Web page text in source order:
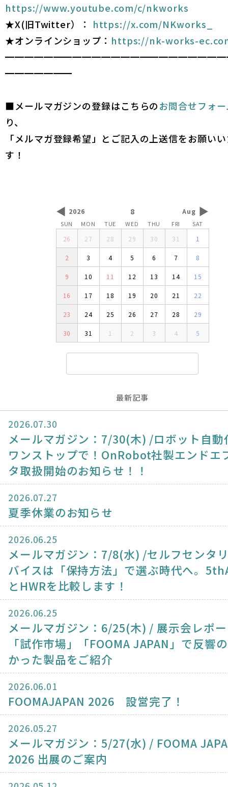
◀ 2026 8 Aug ▶
SUN MON TUE WED THU FRI SAT
26 27 28 29 30 31 1
2 3 4 5 6 7 8
9 10 11 12 13 14 15
16 17 18 19 20 21 22
23 24 25 26 27 28 29
30 31 1 2 3 4 5
最新記事
2026.07.30
メールマガジン：7/30(木) /ロボット自動
ワンストップで！OnRobot社製エンドエ
タ取扱開始のお知らせ！！
2026.07.27
夏季休業のお知らせ
2026.06.25
メールマガジン：7/8(水) /セルフセンタ
バイスは「保持方法」で選ぶ時代へ。
とHWRを比較します！
2026.06.25
メールマガジン：6/25(木) / 展示会レポ
「試作市場」「FOOMA JAPAN」で反響
かった製品をご紹介
2026.06.01
FOOMAJAPAN 2026 設営完了！
2026.05.27
メールマガジン：5/27(水) / FOOMA
2026 出展のご案内
https://www.youtube.com/c/nkworks
★X(旧Twitter）： https://x.com/NKworks_
★オンラインショップ： https://nk-works-
━━━━━━━
■メールマガジンの登録はこちらのお問合せフォ
り、
「メルマガ登録希望」とご記入の上送信をお願い
す！